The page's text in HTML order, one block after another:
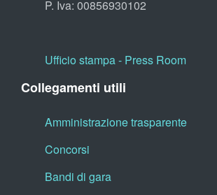
P. Iva: 00856930102
Ufficio stampa - Press Room
Collegamenti utili
Amministrazione trasparente
Concorsi
Bandi di gara